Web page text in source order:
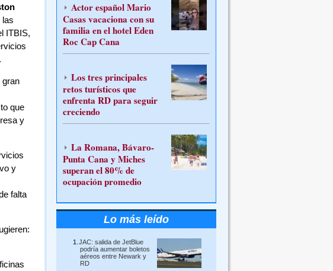
las
ITBIS,
gran
que
y
y
falta
Actor español Mario
Casas vacaciona con su
familia en el hotel Eden
Roc Cap Cana
Los tres principales
retos turísticos que
enfrenta RD para seguir
creciendo
La Romana, Bávaro-
Punta Cana y Miches
superan el 80% de
ocupación promedio
Lo más leído
JAC: salida de JetBlue
podría aumentar boletos
aéreos entre Newark y
RD